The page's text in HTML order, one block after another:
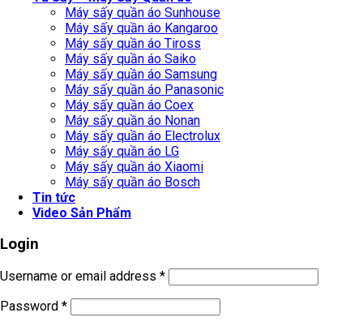
Máy sấy quần áo Sunhouse
Máy sấy quần áo Kangaroo
Máy sấy quần áo Tiross
Máy sấy quần áo Saiko
Máy sấy quần áo Samsung
Máy sấy quần áo Panasonic
Máy sấy quần áo Coex
Máy sấy quần áo Nonan
Máy sấy quần áo Electrolux
Máy sấy quần áo LG
Máy sấy quần áo Xiaomi
Máy sấy quần áo Bosch
Tin tức
Video Sản Phẩm
Login
Username or email address *
Password *